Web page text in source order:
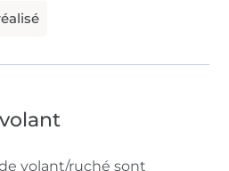
volant/ruché sont